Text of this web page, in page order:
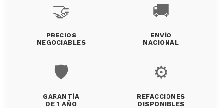
🤝
PRECIOS
NEGOCIABLES
🚚
ENVÍO
NACIONAL
🛡️
GARANTÍA
DE 1 AÑO
⚙️
REFACCIONES
DISPONIBLES